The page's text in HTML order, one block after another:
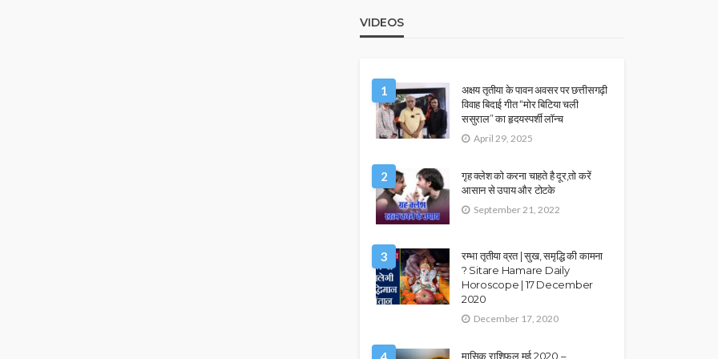
VIDEOS
1
अक्षय तृतीया के पावन अवसर पर छत्तीसगढ़ी
विवाह बिदाई गीत “मोर बिटिया चली
ससुराल” का हृदयस्पर्शी लॉन्च
April 29, 2025
2
गृह क्लेश को करना चाहते है दूर,तो करें
आसान से उपाय और टोटके
September 21, 2022
3
रम्भा तृतीया व्रत | सुख, समृद्धि की कामना
? Sitare Hamare Daily
Horoscope | 17 December
2020
December 17, 2020
मासिक राशिफल मई 2020 –